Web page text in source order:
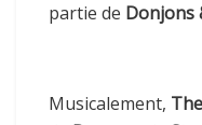
partie de Donjons
Musicalement,